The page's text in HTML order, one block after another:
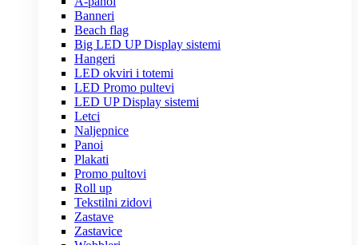
Banneri
Beach flag
Big LED UP Display sistemi
Hangeri
LED okviri i totemi
LED Promo pultevi
LED UP Display sistemi
Letci
Naljepnice
Panoi
Plakati
Promo pultovi
Roll up
Tekstilni zidovi
Zastave
Zastavice